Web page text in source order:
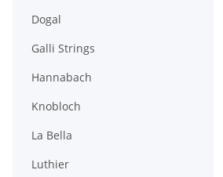
Dogal
Galli Strings
Hannabach
Knobloch
La Bella
Luthier